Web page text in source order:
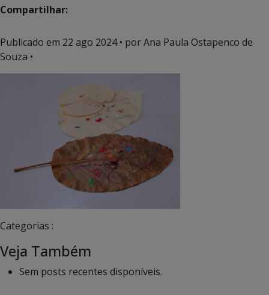
Compartilhar:
Publicado em 22 ago 2024• por Ana Paula Ostapenco de
Souza •
Categorias :
Veja Também
Sem posts recentes disponíveis.